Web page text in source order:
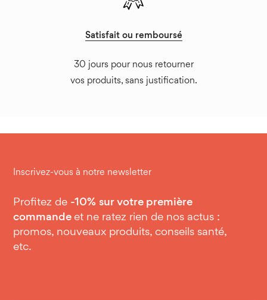
Satisfait ou remboursé
30 jours pour nous retourner
vos produits, sans justification.
Inscrivez-vous à notre newsletter
Profitez de -10% sur votre première
commande et ne ratez rien de nos actus :
promos, nouveaux produits, conseils santé,
etc.